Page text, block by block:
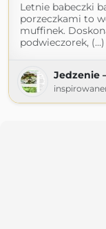
Letnie babeczki
porzeczkami to
muffinek.
podwieczorek, (...)
Jedzenie